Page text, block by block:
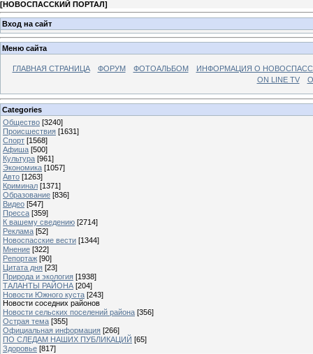
[НОВОСПАССКИЙ ПОРТАЛ]
Вход на сайт
Меню сайта
ГЛАВНАЯ СТРАНИЦА ФОРУМ ФОТОАЛЬБОМ
ИНФОРМАЦИЯ О
ON LINE TV
Categories
Общество [3240]
Происшествия [1631]
Спорт [1568]
Афиша [500]
Культура [961]
Экономика [1057]
Авто [1263]
Криминал [1371]
Образование [836]
Видео [547]
Пресса [359]
К вашему сведению [2714]
Реклама [52]
Новоспасские вести [1344]
Мнение [322]
Репортаж [90]
Цитата дня [23]
Природа и экология [1938]
ТАЛАНТЫ РАЙОНА [204]
Новости Южного куста [243]
Новости соседних районов
Новости сельских поселений района [356]
Острая тема [355]
Официальная информация [266]
ПО СЛЕДАМ НАШИХ ПУБЛИКАЦИЙ [65]
Здоровье [817]